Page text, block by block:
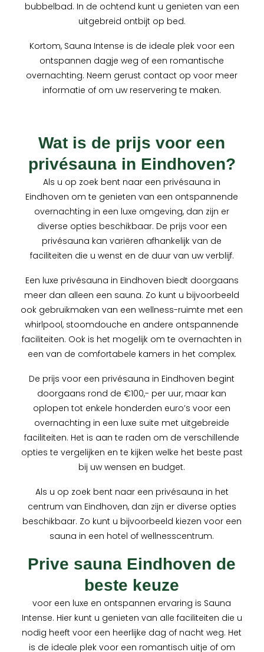
bubbelbad. In de ochtend kunt u genieten van een
uitgebreid ontbijt op bed.
Kortom, Sauna Intense is de ideale plek voor een
ontspannen dagje weg of een romantische
overnachting. Neem gerust contact op voor meer
informatie of om uw reservering te maken.
Wat is de prijs voor een
privésauna in Eindhoven?
Als u op zoek bent naar een privésauna in
Eindhoven om te genieten van een ontspannende
overnachting in een luxe omgeving, dan zijn er
diverse opties beschikbaar. De prijs voor een
privésauna kan variëren afhankelijk van de
faciliteiten die u wenst en de duur van uw verblijf.
Een luxe privésauna in Eindhoven biedt doorgaans
meer dan alleen een sauna. Zo kunt u bijvoorbeeld
ook gebruikmaken van een wellness-ruimte met een
whirlpool, stoomdouche en andere ontspannende
faciliteiten. Ook is het mogelijk om te overnachten in
een van de comfortabele kamers in het complex.
De prijs voor een privésauna in Eindhoven begint
doorgaans rond de €100,- per uur, maar kan
oplopen tot enkele honderden euro’s voor een
overnachting in een luxe suite met uitgebreide
faciliteiten. Het is aan te raden om de verschillende
opties te vergelijken en te kijken welke het beste past
bij uw wensen en budget.
Als u op zoek bent naar een privésauna in het
centrum van Eindhoven, dan zijn er diverse opties
beschikbaar. Zo kunt u bijvoorbeeld kiezen voor een
sauna in een hotel of wellnesscentrum.
Prive sauna Eindhoven de
beste keuze
voor een luxe en ontspannen ervaring is Sauna
Intense. Hier kunt u genieten van alle faciliteiten die u
nodig heeft voor een heerlijke dag of nacht weg. Het
is de ideale plek voor een romantisch uitje of om